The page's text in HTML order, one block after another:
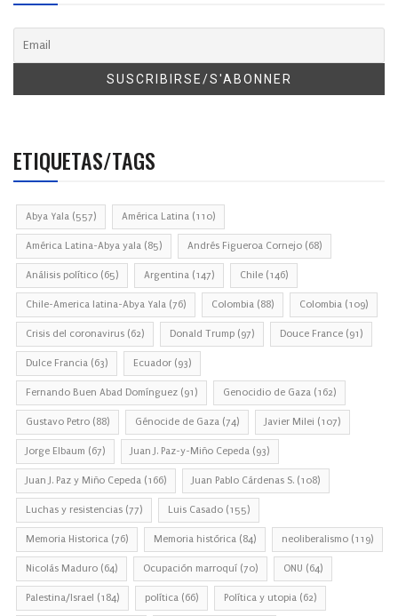
ETIQUETAS/TAGS
Abya Yala (557) América Latina (110)
América Latina-Abya yala (85) Andrés Figueroa Cornejo (68)
Análisis político (65) Argentina (147) Chile (146)
Chile-America latina-Abya Yala (76) Colombia (88) Colombia (109)
Crisis del coronavirus (62) Donald Trump (97) Douce France (91)
Dulce Francia (63) Ecuador (93)
Fernando Buen Abad Domínguez (91) Genocidio de Gaza (162)
Gustavo Petro (88) Génocide de Gaza (74) Javier Milei (107)
Jorge Elbaum (67) Juan J. Paz-y-Miño Cepeda (93)
Juan J. Paz y Miño Cepeda (166) Juan Pablo Cárdenas S. (108)
Luchas y resistencias (77) Luis Casado (155)
Memoria Historica (76) Memoria histórica (84) neoliberalismo (119)
Nicolás Maduro (64) Ocupación marroquí (70) ONU (64)
Palestina/Israel (184) política (66) Política y utopia (62)